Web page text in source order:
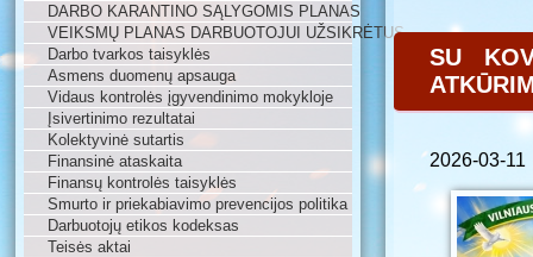
DARBO KARANTINO SĄLYGOMIS PLANAS
VEIKSMŲ PLANAS DARBUOTOJUI UŽSIKRĖTUS
Darbo tvarkos taisyklės
Asmens duomenų apsauga
Vidaus kontrolės įgyvendinimo mokykloje
Įsivertinimo rezultatai
Kolektyvinė sutartis
Finansinė ataskaita
Finansų kontrolės taisyklės
Smurto ir priekabiavimo prevencijos politika
Darbuotojų etikos kodeksas
Teisės aktai
SU
2026-03-11